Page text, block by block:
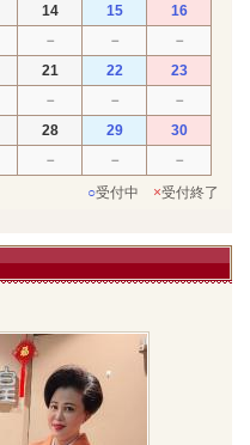
14 15
16
－ －
－
21 22
23
－ －
－
28 29
30
－ －
－
○受付中 ×受付終了